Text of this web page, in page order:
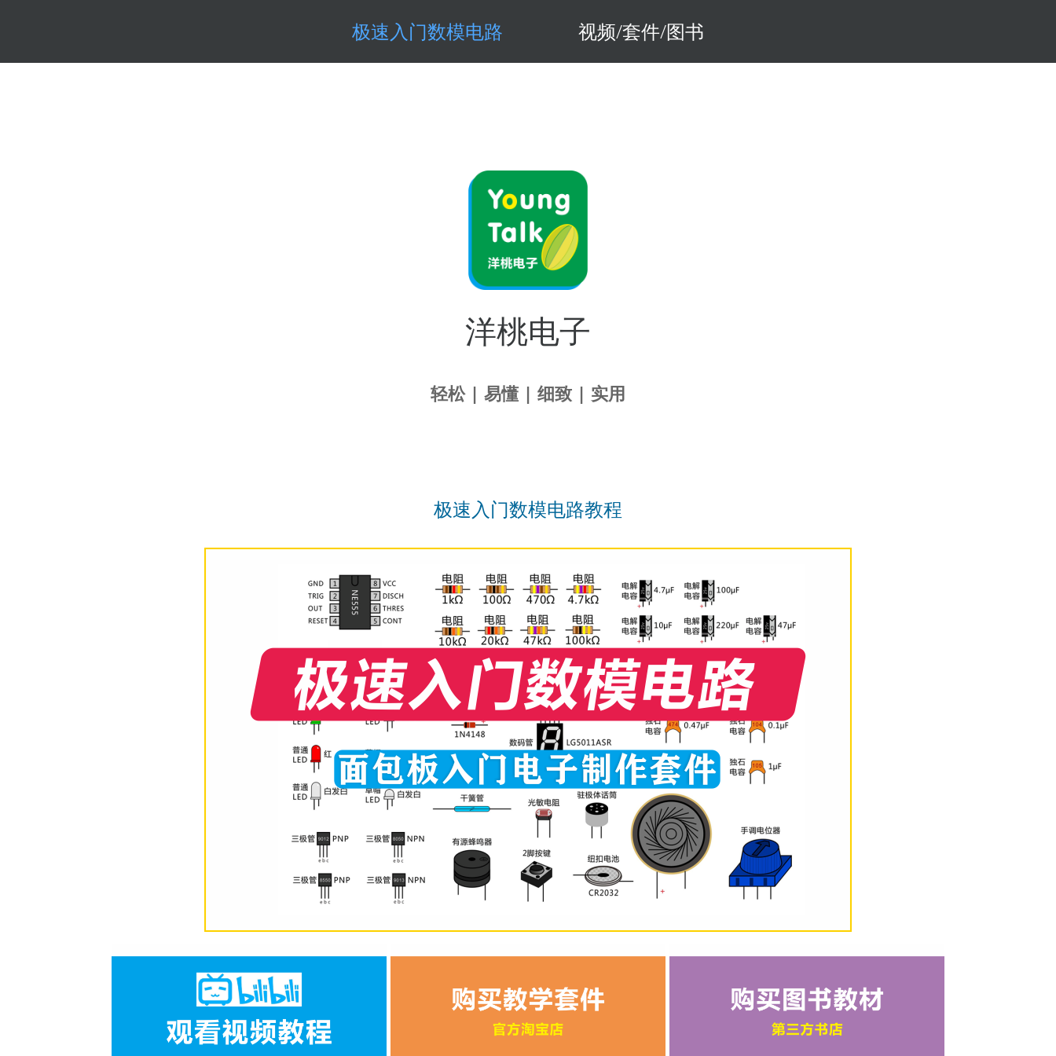
极速入门数模电路 视频/套件/图书
洋桃电子
轻松 | 易懂 | 细致 | 实用
极速入门数模电路教程